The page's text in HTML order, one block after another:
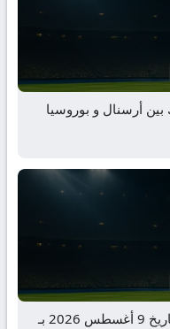
بين أرسنال و بوروسيا
مباراة ليفربول و موناكو بث مباشر بتاريخ 9 أغسطس 2026 بـ